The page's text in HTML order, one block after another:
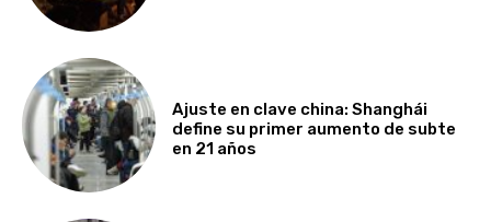
Ajuste en clave china: Shanghái
define su primer aumento de subte
en 21 años